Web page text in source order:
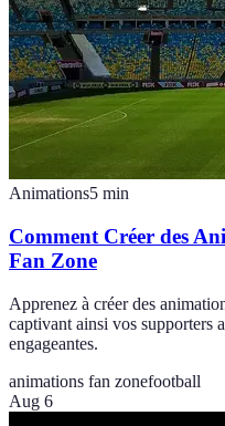
Animations5 min
Comment Créer des
Fan Zone
Apprenez à créer des
captivant ainsi vos supporters
engageantes.
animations fan zonefootball
Aug 6